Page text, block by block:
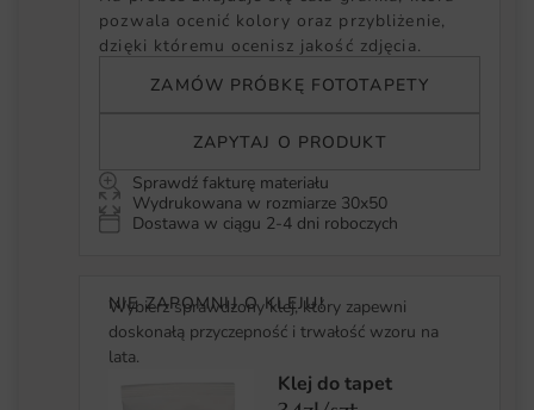
pozwala ocenić kolory oraz przybliżenie,
dzięki któremu ocenisz jakość zdjęcia.
ZAMÓW PRÓBKĘ FOTOTAPETY
ZAPYTAJ O PRODUKT
Sprawdź fakturę materiału
Wydrukowana w rozmiarze 30x50
Dostawa w ciągu 2-4 dni roboczych
NIE ZAPOMNIJ O KLEJU!
Wybierz sprawdzony klej, który zapewni
doskonałą przyczepność i trwałość wzoru na
lata.
Klej do tapet